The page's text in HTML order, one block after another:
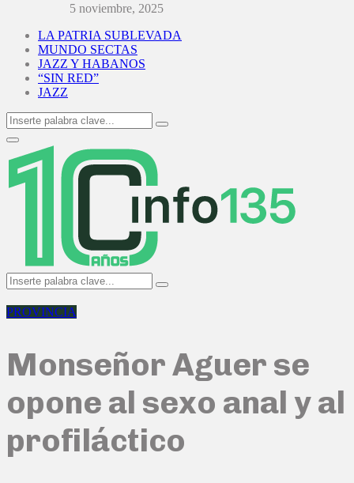
5 noviembre, 2025
LA PATRIA SUBLEVADA
MUNDO SECTAS
JAZZ Y HABANOS
“SIN RED”
JAZZ
Search
for:
Search
Primary
Menu
Search
for:
Search
PROVINCIA
Monseñor Aguer se
opone al sexo anal y al
profiláctico